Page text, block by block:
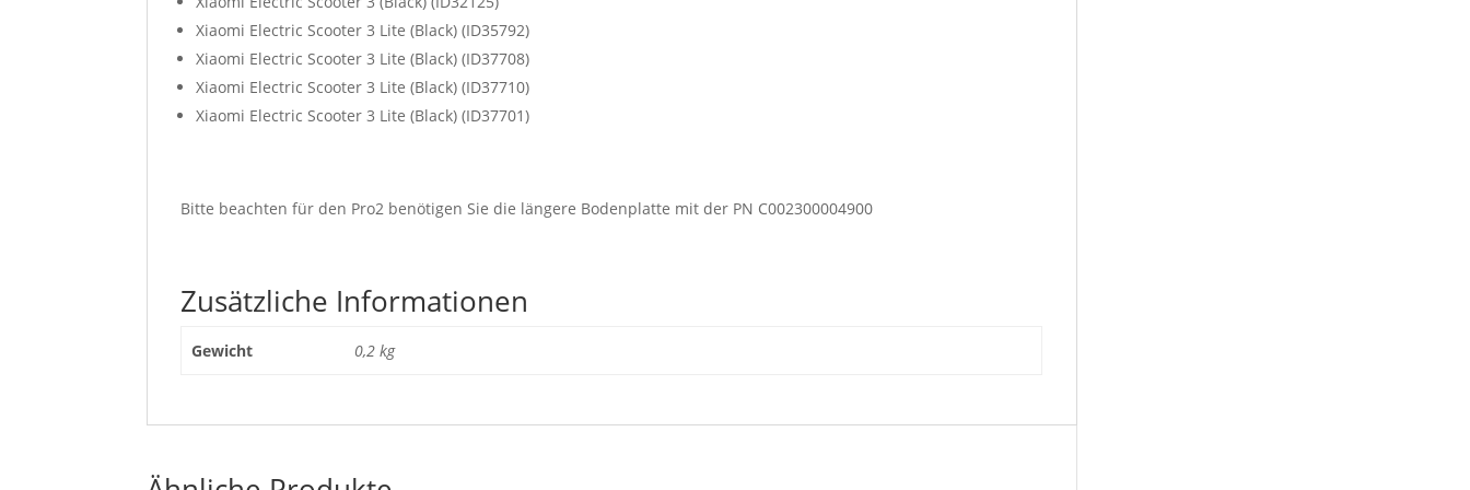
Xiaomi Electric Scooter 3 Lite (Black) (ID35792)
Xiaomi Electric Scooter 3 Lite (Black) (ID37708)
Xiaomi Electric Scooter 3 Lite (Black) (ID37710)
Xiaomi Electric Scooter 3 Lite (Black) (ID37701)
Bitte beachten für den Pro2 benötigen Sie die längere Bodenplatte mit der PN C002300004900
Zusätzliche Informationen
Gewicht 0,2 kg